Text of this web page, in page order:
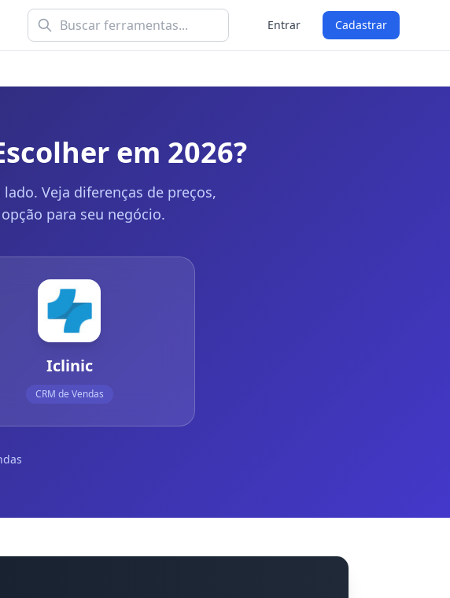
Entrar Cadastrar
em 2026?
Veja diferenças de preços,
para seu negócio.
Iclinic
CRM de Vendas